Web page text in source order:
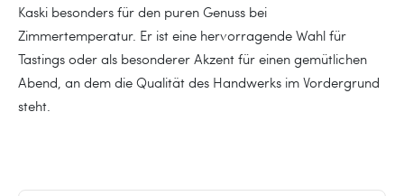
Kaski besonders für den puren Genuss bei
Zimmertemperatur. Er ist eine hervorragende Wahl für
Tastings oder als besonderer Akzent für einen gemütlichen
Abend, an dem die Qualität des Handwerks im Vordergrund
steht.